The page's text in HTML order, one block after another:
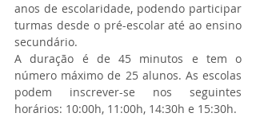
anos de escolaridade, podendo participar
turmas desde o pré-escolar até ao ensino
secundário.
A duração é de 45 minutos e tem o
número máximo de 25 alunos. As escolas
podem inscrever-se nos seguintes
horários: 10:00h, 11:00h, 14:30h e 15:30h.